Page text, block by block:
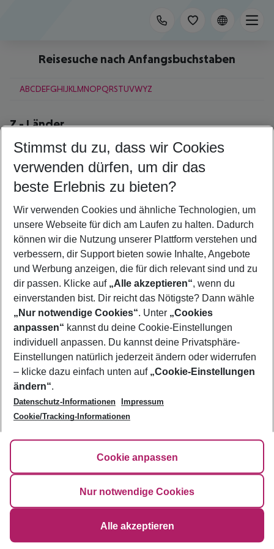
Reisesuche nach Anfangsbuchstaben
ABCDEFGHIJKL MNOPQRSTUVWYZ
Z-Länder
Zypern
Z-Städte
Zadar
Zagreb
Zürich
Footer
Footer navigation
Über uns
AGB
Bestpreisgarantie
Cookie-Einstellungen ändern
Cookie-Richtlinie
Datenschutz
Service & Hilfe
Agenturbetreuung
Barrierefreies Reisen
Check-in
Newsletter
Folge uns
Stimmst du zu, dass wir Cookies
verwenden dürfen, um dir das
beste Erlebnis zu bieten?
Wir verwenden Cookies und ähnliche Technologien, um
unsere Webseite für dich am Laufen zu halten. Dadurch
können wir die Nutzung unserer Plattform verstehen und
verbessern, dir Support bieten sowie Inhalte, Angebote
und Werbung anzeigen, die für dich relevant sind und zu
dir passen. Klicke auf „Alle akzeptieren“, wenn du
einverstanden bist. Dir reicht das Nötigste? Dann wähle
„Nur notwendige Cookies“. Unter „Cookies
anpassen“ kannst du deine Cookie-Einstellungen
individuell anpassen. Du kannst deine Privatsphäre-
Einstellungen natürlich jederzeit ändern oder widerrufen
– klicke dazu einfach unten auf „Cookie-Einstellungen
ändern“.
Datenschutz-Informationen
Impressum
Cookie/Tracking-Informationen
Cookie anpassen
Nur notwendige Cookies
Alle akzeptieren